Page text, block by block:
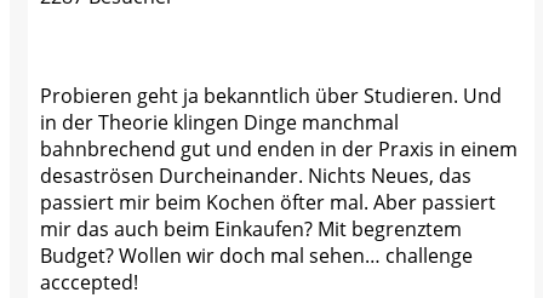
Probieren geht ja bekanntlich über Studieren. Und
in der Theorie klingen Dinge manchmal
bahnbrechend gut und enden in der Praxis in einem
desaströsen Durcheinander. Nichts Neues, das
passiert mir beim Kochen öfter mal. Aber passiert
mir das auch beim Einkaufen? Mit begrenztem
Budget? Wollen wir doch mal sehen… challenge
acccepted!